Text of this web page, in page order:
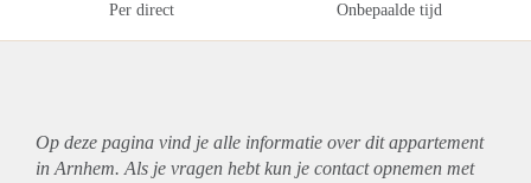
Per direct Onbepaalde tijd
Op deze pagina vind je alle informatie over ditappartement
in Arnhem. Als je vragen hebt kun je contact opnemen met